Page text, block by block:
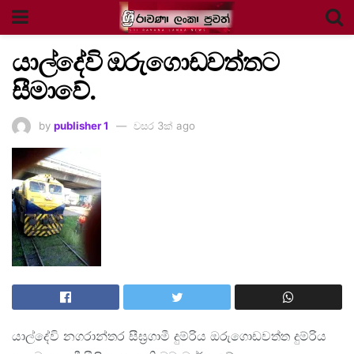
යාල්දේවි ඔරුගොඩවත්තට
සීමාවේ.
by publisher 1 වසර 3ක් ago
යාල්දේවි නගරාන්තර සීඝ්‍රගාමී දුම්රිය ඔරුගොඩවත්ත දුම්රිය